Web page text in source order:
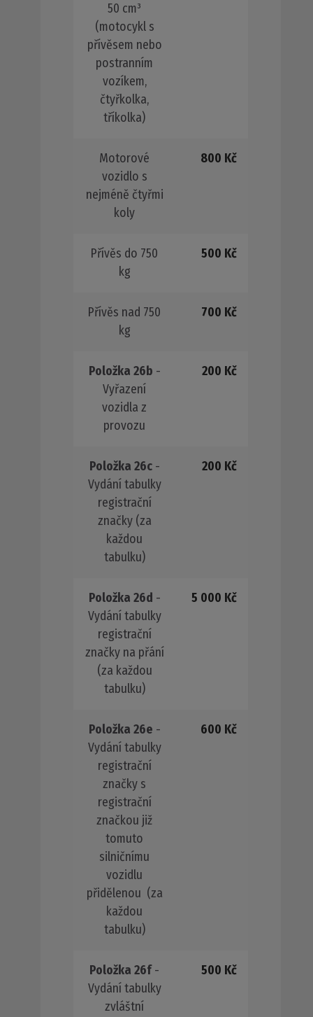
50 cm³
(motocykl s
přívěsem nebo
postranním
vozíkem,
čtyřkolka,
tříkolka)
Motorové
vozidlo s
nejméně čtyřmi
koly
800 Kč
Přívěs do 750
kg
500 Kč
Přívěs nad 750
kg
700 Kč
Položka 26b -
Vyřazení
vozidla z
provozu
200 Kč
Položka 26c-
Vydání tabulky
registrační
značky (za
každou
tabulku)
200 Kč
Položka 26d -
Vydání tabulky
registrační
značky na přání
(za každou
tabulku)
5 000 Kč
Položka 26e -
Vydání tabulky
registrační
značky s
registrační
značkou již
tomuto
silničnímu
vozidlu
přidělenou (za
každou
tabulku)
600 Kč
Položka 26f-
Vydání tabulky
zvláštní
500 Kč